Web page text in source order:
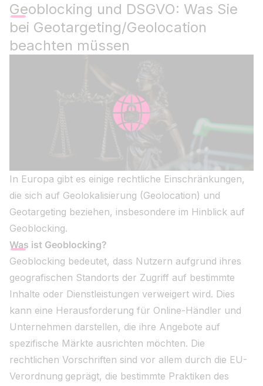
Geoblocking und DSGVO: Was Sie
bei Geotargeting/Geolocation
beachten müssen
In Europa gibt es einige rechtliche Einschränkungen,
die sich auf Geolokalisierung (Geolocation) und
Geotargeting beziehen, insbesondere im Hinblick auf
Geoblocking.
Was ist Geoblocking?
Geoblocking bedeutet, dass Nutzern aufgrund ihres
geografischen Standorts der Zugriff auf bestimmte
Inhalte oder Dienstleistungen verweigert wird. Dies
kann eine Herausforderung für Online-Händler und
Unternehmen darstellen, die ihre Angebote auf
spezifische Märkte ausrichten möchten. Die
rechtlichen Vorschriften sind vor allem durch die EU-
Verordnung geprägt, die bestimmte Praktiken des